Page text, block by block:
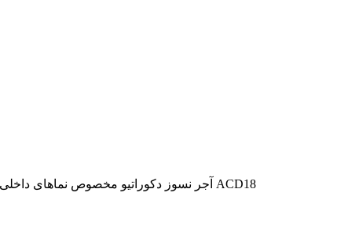
آجر نسوز دکوراتیو مخصوص نماهای داخلی و خارجی ساختمان قاب‌سازی و کتیبه است. قابل ذکر است که تولید این محصول بر اساس طرح‌های سفارشی امکان‌پذیر می‌باشد. - شماره ACD18